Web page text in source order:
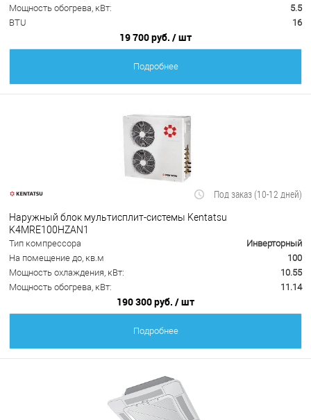
Мощность обогрева, кВт:
5.5
BTU
16
19 700 руб. / шт
Подробнее
Под заказ (10-12 дней)
Наружный блок мультисплит-системы Kentatsu
K4MRE100HZAN1
Тип компрессора
Инверторный
На помещение до, кв.м
100
Мощность охлаждения, кВт:
10.55
Мощность обогрева, кВт:
11.14
190 300 руб. / шт
Подробнее